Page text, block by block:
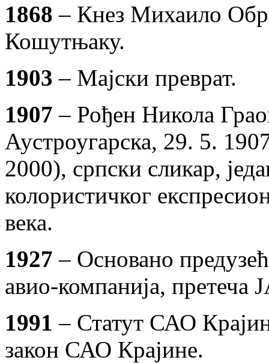
1868 – Кнез Михаило
Кошутњаку.
1903 – Мајски преврат.
1907 – Рођен Никола
Аустроугарска, 29. 5.
2000), српски сликар,
колористичког
века.
1927 – Основано
авио-компанија, претеча
1991 – Статут САО
закон САО Крајине.